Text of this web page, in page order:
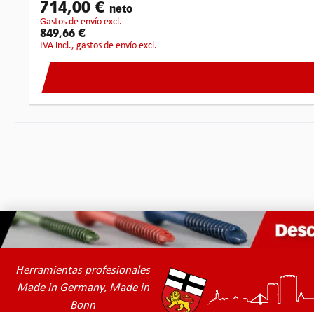
714,00 € neto
gastos de envío excl.
849,66 €
IVA incl., gastos de envío excl.
Herramientas profesionales
Made in Germany, Made in
Bonn